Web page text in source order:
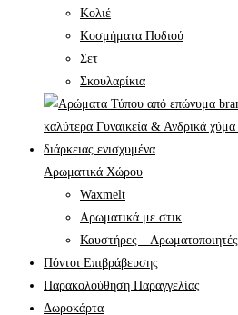
Κολιέ
Κοσμήματα Ποδιού
Σετ
Σκουλαρίκια
Αρωματικά Χώρου
Waxmelt
Αρωματικά με στικ
Καυστήρες – Αρωματοποιητές
Πόντοι Επιβράβευσης
Παρακολούθηση Παραγγελίας
Δωροκάρτα